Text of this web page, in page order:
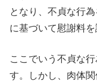
となり、不貞な行
に基づいて慰謝料
ここでいう不貞な
す。しかし、肉体